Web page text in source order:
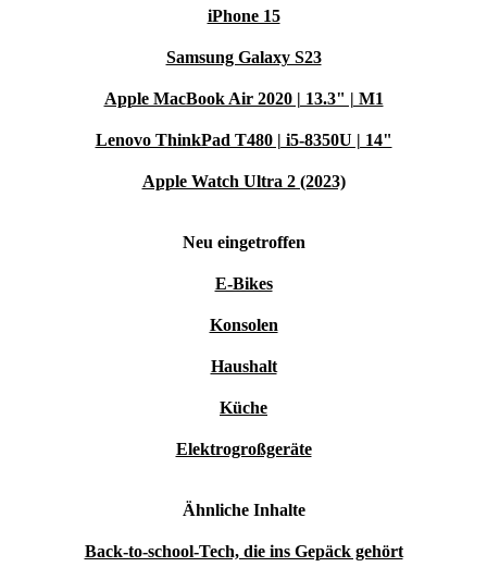
iPhone 15
Samsung Galaxy S23
Apple MacBook Air 2020 | 13.3" | M1
Lenovo ThinkPad T480 | i5-8350U | 14"
Apple Watch Ultra 2 (2023)
Neu eingetroffen
E-Bikes
Konsolen
Haushalt
Küche
Elektrogroßgeräte
Ähnliche Inhalte
Back-to-school-Tech, die ins Gepäck gehört